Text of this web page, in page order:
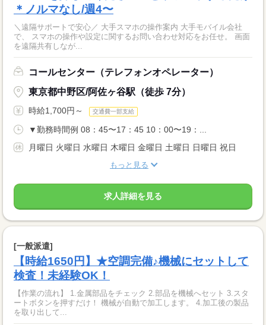
＊ノルマなし/週4〜
＼遠隔サポートで安心／ 大手スマホの操作案内 大手モバイル会社
で、 スマホの操作や設定に関するお問い合わせ対応をお任せ。 画面
を遠隔共有しなが...
コールセンター（テレフォンオペレーター）
東京都中野区/阿佐ヶ谷駅（徒歩 7分）
時給1,700円～ 交通費一部支給
▼勤務時間例 08：45〜17：45 10：00〜19：...
月曜日 火曜日 水曜日 木曜日 金曜日 土曜日 日曜日 祝日
もっと見る
求人詳細を見る
[一般派遣]
【時給1650円】★空調完備♪機械にセットして
検査！未経験OK！
【作業の流れ】 1.金属部品をチェック 2.部品を機械へセット 3.スタ
ートボタンを押すだけ！ 機械が自動で加工します。 4.加工後の製品
を取り出して...